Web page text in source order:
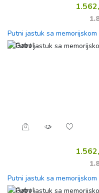
Putni jastuk sa
Putni jastuk sa